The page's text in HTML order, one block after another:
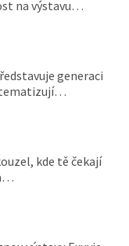
na výstavu…
generaci
tematizují…
kde tě čekají